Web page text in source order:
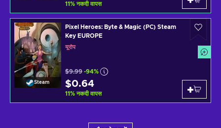
11% नकदी वापस
Steam
Pixel Heroes: Byte & Magic (PC) Steam
Key EUROPE
यूरोप
$9.99 -94%
$0.64
11% नकदी वापस